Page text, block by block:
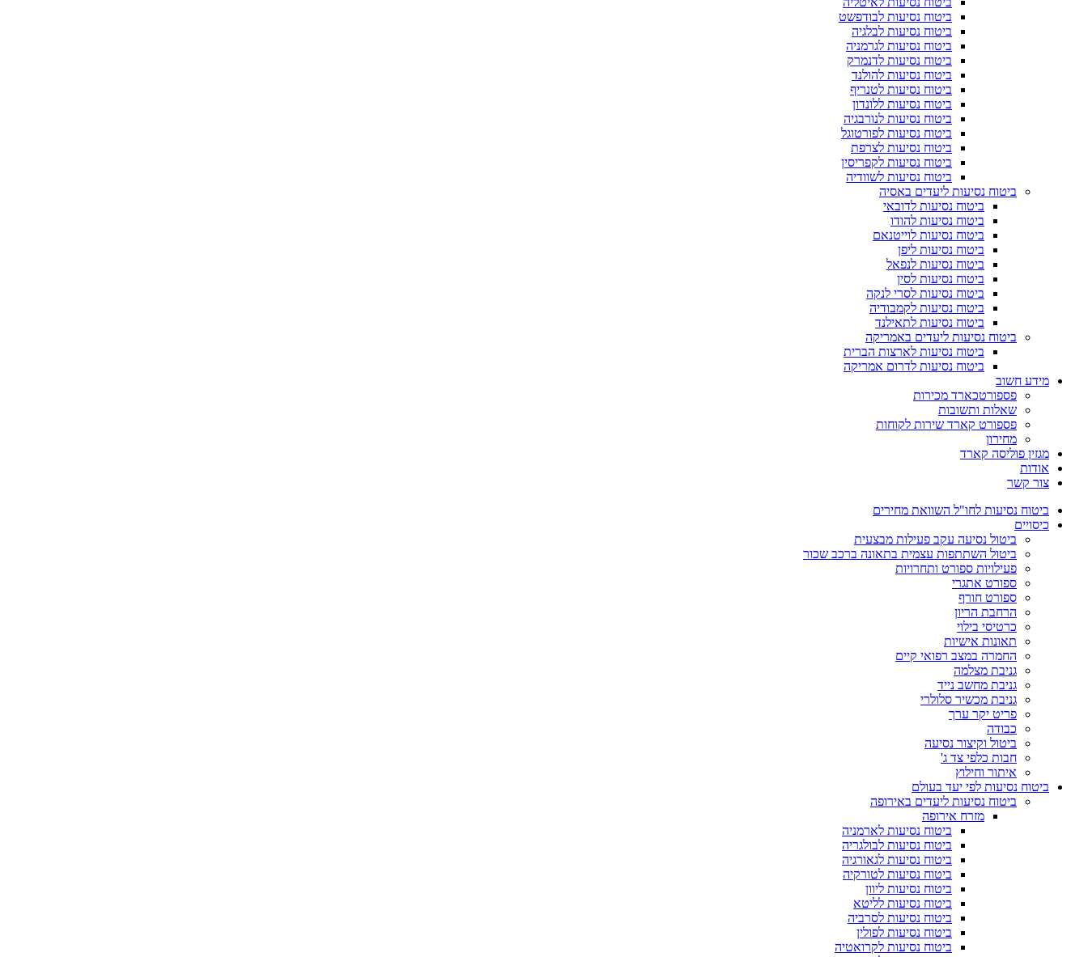
ביטוח נסיעות לבודפשט
ביטוח נסיעות לבלגיה
ביטוח נסיעות לגרמניה
ביטוח נסיעות לדנמרק
ביטוח נסיעות להולנד
ביטוח נסיעות לטנריף
ביטוח נסיעות ללונדון
ביטוח נסיעות לנורבגיה
ביטוח נסיעות לפורטוגל
ביטוח נסיעות לצרפת
ביטוח נסיעות לקפריסין
ביטוח נסיעות לשוודיה
ביטוח נסיעות ליעדים באסיה
ביטוח נסיעות לדובאי
ביטוח נסיעות להודו
ביטוח נסיעות לוייטנאם
ביטוח נסיעות ליפן
ביטוח נסיעות לנפאל
ביטוח נסיעות לסין
ביטוח נסיעות לסרי לנקה
ביטוח נסיעות לקמבודיה
ביטוח נסיעות לתאילנד
ביטוח נסיעות ליעדים באמריקה
ביטוח נסיעות לארצות הברית
ביטוח נסיעות לדרום אמריקה
מידע חשוב
פספורטכארד מכירות
שאלות ותשובות
פספורט קארד שירות לקוחות
מחירון
מגזין פוליסה קארד
אודות
צור קשר
ביטוח נסיעות לחו"ל השוואת מחירים
כיסויים
ביטול נסיעה עקב פעילות מבצעית
ביטול השתתפות עצמית בתאונה ברכב שכור
פעילויות ספורט ותחרויות
ספורט אתגרי
ספורט חורף
הרחבת הריון
כרטיסי בילוי
תאונות אישיות
החמרה במצב רפואי קיים
גניבת מצלמה
גניבת מחשב נייד
גניבת מכשיר סלולרי
פריט יקר ערך
כבודה
ביטול וקיצור נסיעה
חבות כלפי צד ג'
איתור וחילוץ
ביטוח נסיעות לפי יעד בעולם
ביטוח נסיעות ליעדים באירופה
מזרח אירופה
ביטוח נסיעות לארמניה
ביטוח נסיעות לבולגריה
ביטוח נסיעות לגאורגיה
ביטוח נסיעות לטורקיה
ביטוח נסיעות ליוון
ביטוח נסיעות לליטא
ביטוח נסיעות לסרביה
ביטוח נסיעות לפולין
ביטוח נסיעות לקרואטיה